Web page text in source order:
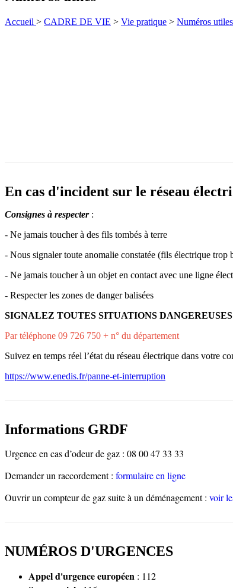
Accueil > CADRE DE VIE > Vie pratique > Numéros utiles
En cas d'incident sur le réseau
Consignes à respecter:
- Ne jamais toucher à des fils tombés à terre
- Nous signaler toute anomalie constatée (fils électrique
- Ne jamais toucher à un objet en contact avec une ligne
- Respecter les zones de danger balisées
SIGNALEZ TOUTES SITUATIONS DANGEREUSES
Par téléphone 09 726 750 + n° du département
Suivez en temps réel l’état du réseau électrique dans votre
https://www.enedis.fr/panne-et-interruption
Informations GRDF
Urgence en cas d’odeur de gaz : 08 00 47 33 33
Demander un raccordement : formulaire en ligne
Ouvrir un compteur de gaz suite à un déménagement : voir
NUMÉROS D'URGENCES
Appel d'urgence européen : 112